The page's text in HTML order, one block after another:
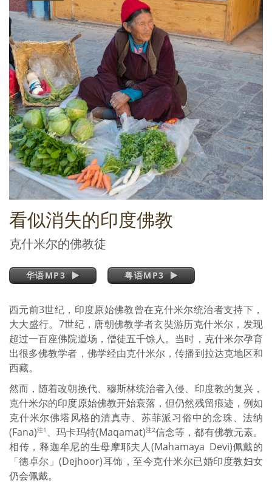
看似消失的印度佛教
克什米尔的佛教徒
华语MP3 粤语MP3
西元前3世纪，印度原始佛教曾在克什米尔统治者支持下，
大大盛行。7世纪，唐朝佛教学者玄奘游历克什米尔，发现
超过一百座佛院道场，僧徒五千馀人。当时，克什米尔孕育
出很多佛教学者，佛学经由克什米尔，传播到拉达克地区和
西藏。
然而，随着改朝换代、穆斯林统治者入侵、印度教的复兴，
克什米尔的印度原始佛教开始衰落，但仍然残留痕迹，例如
克什米尔佛塔风格的清真寺、苏菲派习俗中的念珠、法纳
(Fana)注1 、玛卡玛特(Maqamat)注2信念等，都有佛教元素。
相传，释迦牟尼的生母摩耶夫人(Mahamaya Devi)佩戴的
「德卓尔」(Dejhoor)耳饰，至今克什米尔已婚印度教妇女
仍会佩戴。